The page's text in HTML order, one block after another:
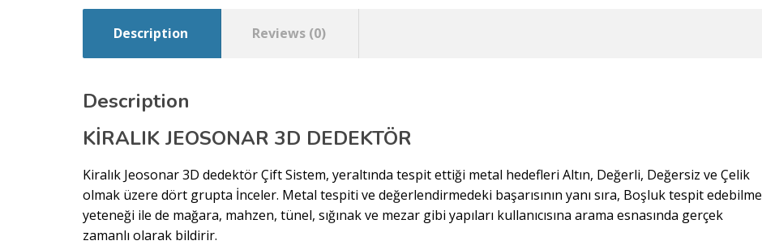
Description Reviews (0)
Description
KİRALIK JEOSONAR 3D DEDEKTÖR
Kiralık Jeosonar 3D dedektör Çift Sistem, yeraltında tespit ettiği metal hedefleri Altın, Değerli, Değersiz ve Çelik
olmak üzere dört grupta İnceler. Metal tespiti ve değerlendirmedeki başarısının yanı sıra, Boşluk tespit edebilme
yeteneği ile de mağara, mahzen, tünel, sığınak ve mezar gibi yapıları kullanıcısına arama esnasında gerçek
zamanlı olarak bildirir.